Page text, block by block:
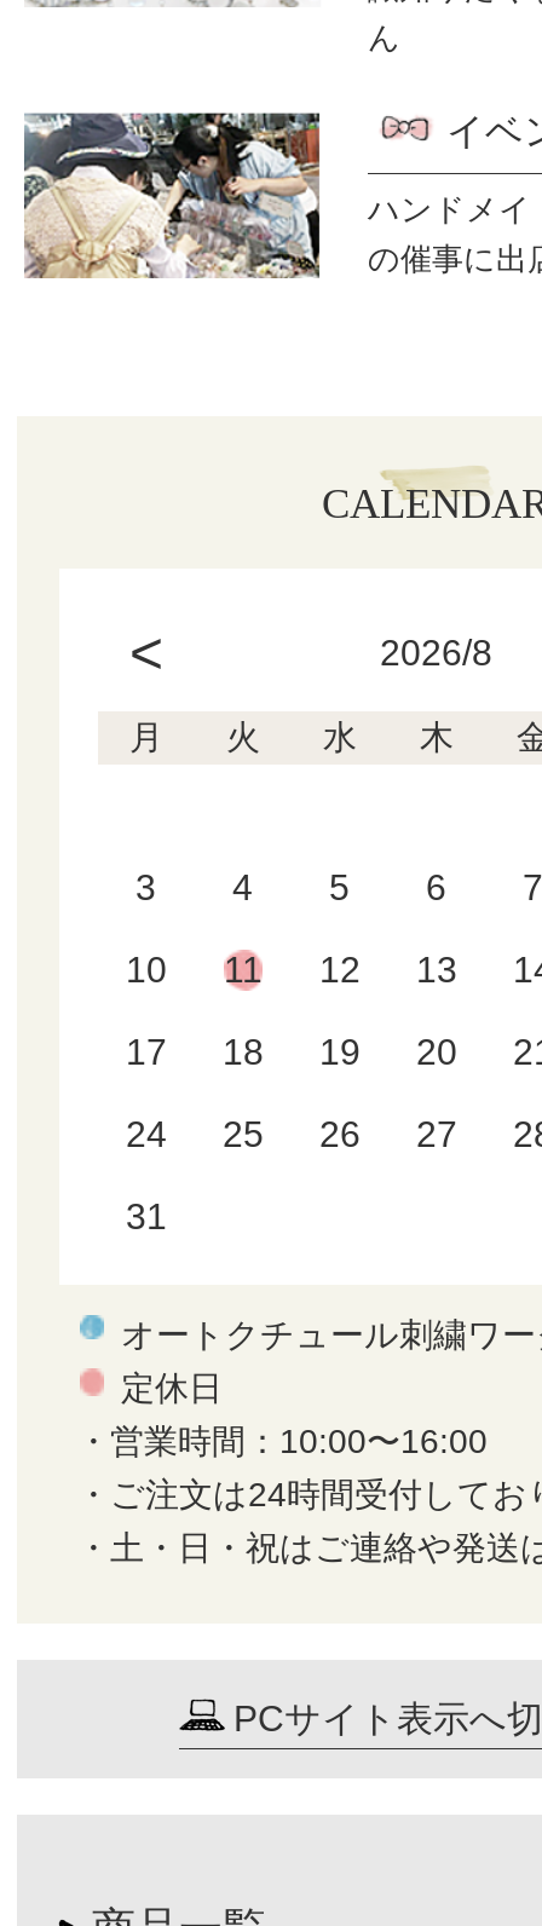
ん
イベ
ハンドメイ
の催事に出
< 2026/8
月 火 水 木
3 4 5 6 7
10 11 12 13
17 18 19 20
24 25 26 27
31
オートクチュール刺繍ワ
定休日
・営業時間：10:00〜16:00
・ご注文は24時間受付してお
・土・日・祝はご連絡や発送
PCサイト表示へ